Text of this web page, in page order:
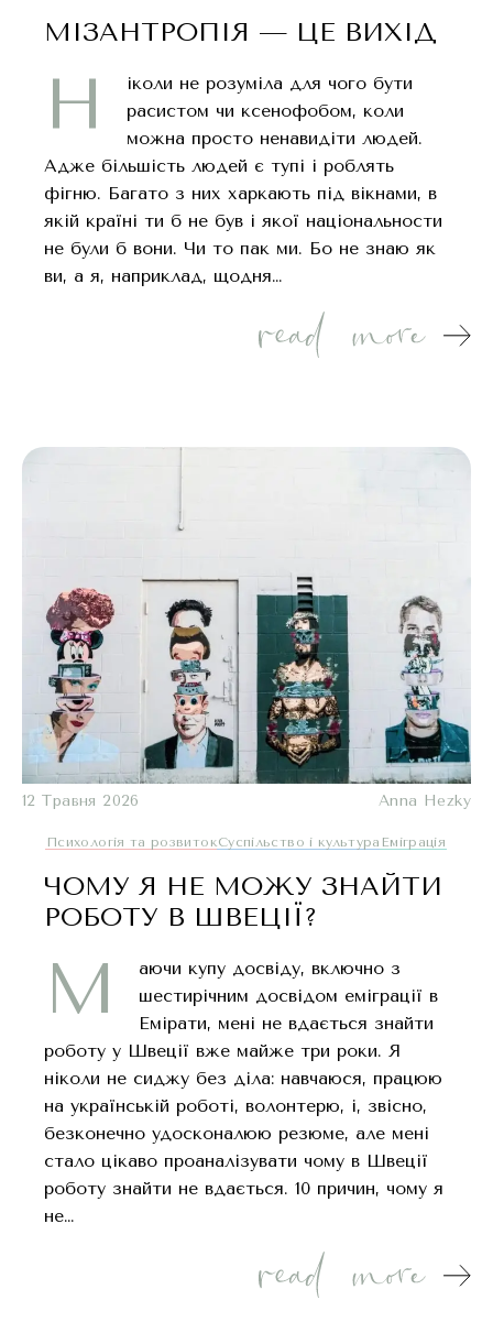
МІЗАНТРОПІЯ — ЦЕ ВИХІД
Н
іколи не розуміла для чого бути
расистом чи ксенофобом, коли
можна просто ненавидіти людей.
Адже більшість людей є тупі і роблять
фігню. Багато з них харкають під вікнами, в
якій країні ти б не був і якої національности
не були б вони. Чи то пак ми. Бо не знаю як
ви, а я, наприклад, щодня…
12 Травня 2026 Anna Hezky
Психологія та розвитокСуспільство і культура Еміграція
ЧОМУ Я НЕ МОЖУ ЗНАЙТИ
РОБОТУ В ШВЕЦІЇ?
М
аючи купу досвіду, включно з
шестирічним досвідом еміграції в
Емірати, мені не вдається знайти
роботу у Швеції вже майже три роки. Я
ніколи не сиджу без діла: навчаюся, працюю
на українській роботі, волонтерю, і, звісно,
безконечно удосконалюю резюме, але мені
стало цікаво проаналізувати чому в Швеції
роботу знайти не вдається. 10 причин, чому я
не…